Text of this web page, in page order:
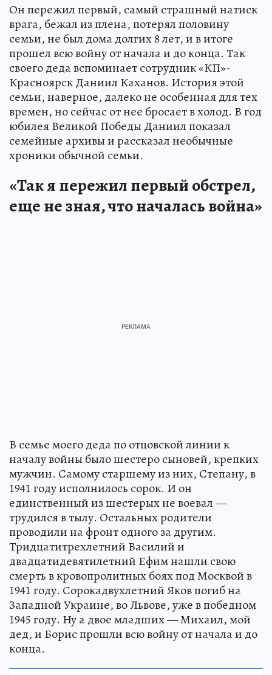
Он пережил первый, самый страшный натиск
врага, бежал из плена, потерял половину
семьи, не был дома долгих 8 лет, и в итоге
прошел всю войну от начала и до конца. Так
своего деда вспоминает сотрудник «КП»-
Красноярск Даниил Каханов. История этой
семьи, наверное, далеко не особенная для тех
времен, но сейчас от нее бросает в холод. В год
юбилея Великой Победы Даниил показал
семейные архивы и рассказал необычные
хроники обычной семьи.
«Так я пережил первый обстрел,
еще не зная, что началась война»
В семье моего деда по отцовской линии к
началу войны было шестеро сыновей, крепких
мужчин. Самому старшему из них, Степану, в
1941 году исполнилось сорок. И он
единственный из шестерых не воевал —
трудился в тылу. Остальных родители
проводили на фронт одного за другим.
Тридцатитрехлетний Василий и
двадцатидевятилетний Ефим нашли свою
смерть в кровопролитных боях под Москвой в
1941 году. Сорокадвухлетний Яков погиб на
Западной Украине, во Львове, уже в победном
1945 году. Ну а двое младших — Михаил, мой
дед, и Борис прошли всю войну от начала и до
конца.